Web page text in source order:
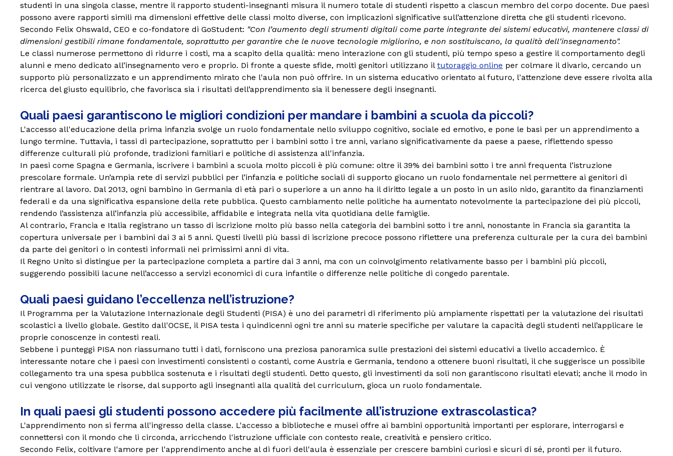
studenti in una singola classe, mentre il rapporto studenti-insegnanti misura il numero totale di studenti rispetto a ciascun membro del corpo docente. Due paesi
possono avere rapporti simili ma dimensioni effettive delle classi molto diverse, con implicazioni significative sull’attenzione diretta che gli studenti ricevono.
Secondo Felix Ohswald, CEO e co-fondatore di GoStudent: "Con l’aumento degli strumenti digitali come parte integrante dei sistemi educativi, mantenere classi di
dimensioni gestibili rimane fondamentale, soprattutto per garantire che le nuove tecnologie migliorino, e non sostituiscano, la qualità dell'insegnamento".
Le classi numerose permettono di ridurre i costi, ma a scapito della qualità: meno interazione con gli studenti, più tempo speso a gestire il comportamento degli
alunni e meno dedicato all’insegnamento vero e proprio. Di fronte a queste sfide, molti genitori utilizzano il tutoraggio online per colmare il divario, cercando un
supporto più personalizzato e un apprendimento mirato che l'aula non può offrire. In un sistema educativo orientato al futuro, l'attenzione deve essere rivolta alla
ricerca del giusto equilibrio, che favorisca sia i risultati dell’apprendimento sia il benessere degli insegnanti.
Quali paesi garantiscono le migliori condizioni per mandare i bambini a scuola da piccoli?
L'accesso all'educazione della prima infanzia svolge un ruolo fondamentale nello sviluppo cognitivo, sociale ed emotivo, e pone le basi per un apprendimento a
lungo termine. Tuttavia, i tassi di partecipazione, soprattutto per i bambini sotto i tre anni, variano significativamente da paese a paese, riflettendo spesso
differenze culturali più profonde, tradizioni familiari e politiche di assistenza all'infanzia.
In paesi come Spagna e Germania, iscrivere i bambini a scuola molto piccoli è più comune: oltre il 39% dei bambini sotto i tre anni frequenta l’istruzione
prescolare formale. Un’ampia rete di servizi pubblici per l’infanzia e politiche sociali di supporto giocano un ruolo fondamentale nel permettere ai genitori di
rientrare al lavoro. Dal 2013, ogni bambino in Germania di età pari o superiore a un anno ha il diritto legale a un posto in un asilo nido, garantito da finanziamenti
federali e da una significativa espansione della rete pubblica. Questo cambiamento nelle politiche ha aumentato notevolmente la partecipazione dei più piccoli,
rendendo l’assistenza all’infanzia più accessibile, affidabile e integrata nella vita quotidiana delle famiglie.
Al contrario, Francia e Italia registrano un tasso di iscrizione molto più basso nella categoria dei bambini sotto i tre anni, nonostante in Francia sia garantita la
copertura universale per i bambini dai 3 ai 5 anni. Questi livelli più bassi di iscrizione precoce possono riflettere una preferenza culturale per la cura dei bambini
da parte dei genitori o in contesti informali nei primissimi anni di vita.
Il Regno Unito si distingue per la partecipazione completa a partire dai 3 anni, ma con un coinvolgimento relativamente basso per i bambini più piccoli,
suggerendo possibili lacune nell’accesso a servizi economici di cura infantile o differenze nelle politiche di congedo parentale.
Quali paesi guidano l’eccellenza nell’istruzione?
Il Programma per la Valutazione Internazionale degli Studenti (PISA) è uno dei parametri di riferimento più ampiamente rispettati per la valutazione dei risultati
scolastici a livello globale. Gestito dall'OCSE, il PISA testa i quindicenni ogni tre anni su materie specifiche per valutare la capacità degli studenti nell’applicare le
proprie conoscenze in contesti reali.
Sebbene i punteggi PISA non riassumano tutti i dati, forniscono una preziosa panoramica sulle prestazioni dei sistemi educativi a livello accademico. È
interessante notare che i paesi con investimenti consistenti o costanti, come Austria e Germania, tendono a ottenere buoni risultati, il che suggerisce un possibile
collegamento tra una spesa pubblica sostenuta e i risultati degli studenti. Detto questo, gli investimenti da soli non garantiscono risultati elevati; anche il modo in
cui vengono utilizzate le risorse, dal supporto agli insegnanti alla qualità del curriculum, gioca un ruolo fondamentale.
In quali paesi gli studenti possono accedere più facilmente all’istruzione extrascolastica?
L'apprendimento non si ferma all'ingresso della classe. L'accesso a biblioteche e musei offre ai bambini opportunità importanti per esplorare, interrogarsi e
connettersi con il mondo che li circonda, arricchendo l'istruzione ufficiale con contesto reale, creatività e pensiero critico.
Secondo Felix, coltivare l'amore per l'apprendimento anche al di fuori dell'aula è essenziale per crescere bambini curiosi e sicuri di sé, pronti per il futuro.